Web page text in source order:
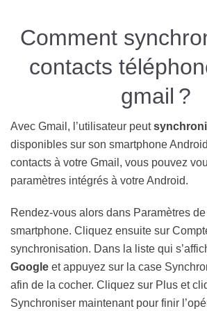
Comment
contacts
gmail ?
Avec Gmail, l’utilisateur peut
disponibles sur son smartphone
contacts à votre Gmail, vous pouvez
paramètres intégrés à votre Android.
Rendez-vous alors dans Paramètres
smartphone. Cliquez ensuite sur
synchronisation. Dans la liste qui
Google et appuyez sur la case
afin de la cocher. Cliquez sur Plus et
Synchroniser maintenant pour finir